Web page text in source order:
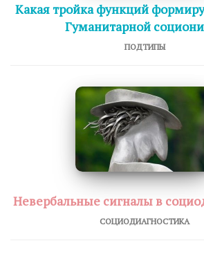
Какая тройка функций
Гуманитарной
ПОДТИПЫ
Невербальные сигналы в
СОЦИОДИАГНОСТИКА